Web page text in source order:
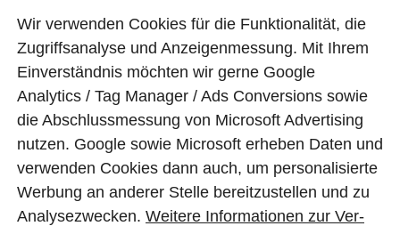
Wir ver­wen­den Cookies für die Funktio­na­lität, die
Zugriffs­ana­lyse und Anzei­gen­mes­sung. Mit Ihrem
Ein­ver­ständ­nis möchten wir gerne Google
Analytics / Tag Manager / Ads Con­ver­sions sowie
die Abschluss­mes­sung von Micro­soft Adver­tising
nutzen. Google sowie Micro­soft erheben Daten und
ver­wen­den Cookies dann auch, um perso­nali­sierte
Wer­bung an ande­rer Stelle bereit­zu­stel­len und zu
Ana­lyse­zwecken. Wei­tere Infor­matio­nen zur Ver­